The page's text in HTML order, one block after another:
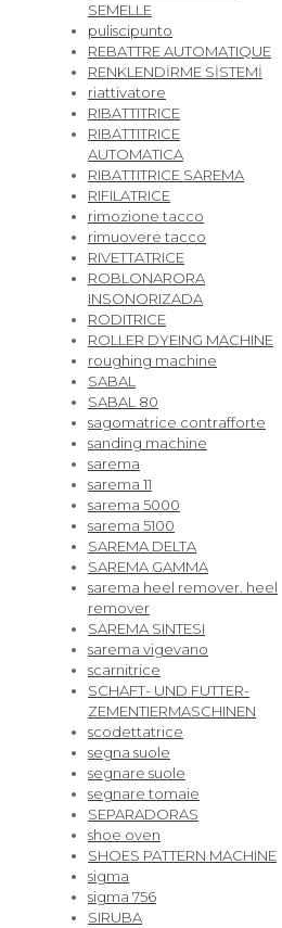
SEMELLE
puliscipunto
REBATTRE AUTOMATIQUE
RENKLENDİRME SİSTEMİ
riattivatore
RIBATTITRICE
RIBATTITRICE
AUTOMATICA
RIBATTITRICE SAREMA
RIFILATRICE
rimozione tacco
rimuovere tacco
RIVETTATRICE
ROBLONARORA
INSONORIZADA
RODITRICE
ROLLER DYEING MACHINE
roughing machine
SABAL
SABAL 80
sagomatrice contrafforte
sanding machine
sarema
sarema 11
sarema 5000
sarema 5100
SAREMA DELTA
SAREMA GAMMA
sarema heel remover. heel
remover
SAREMA SINTESI
sarema vigevano
scarnitrice
SCHAFT- UND FUTTER-
ZEMENTIERMASCHINEN
scodettatrice
segna suole
segnare suole
segnare tomaie
SEPARADORAS
shoe oven
SHOES PATTERN MACHINE
sigma
sigma 756
SIRUBA